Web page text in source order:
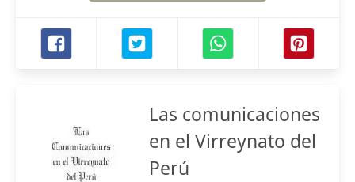
Las comunicaciones
en el Virreynato del
Perú